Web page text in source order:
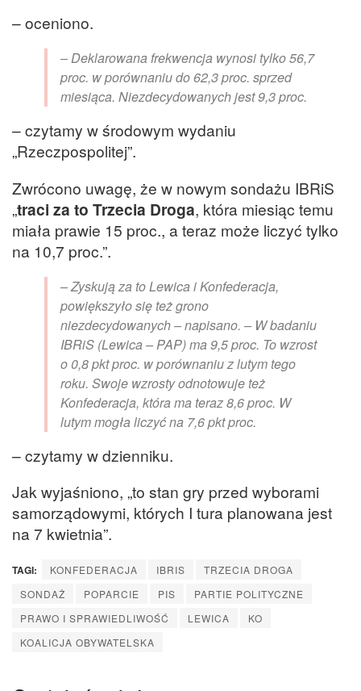
– oceniono.
– Deklarowana frekwencja wynosi tylko 56,7
proc. w porównaniu do 62,3 proc. sprzed
miesiąca. Niezdecydowanych jest 9,3 proc.
– czytamy w środowym wydaniu
„Rzeczpospolitej”.
Zwrócono uwagę, że w nowym sondażu IBRiS
„traci za to Trzecia Droga, która miesiąc temu
miała prawie 15 proc., a teraz może liczyć tylko
na 10,7 proc.”.
– Zyskują za to Lewica i Konfederacja,
powiększyło się też grono
niezdecydowanych – napisano. – W badaniu
IBRiS (Lewica – PAP) ma 9,5 proc. To wzrost
o 0,8 pkt proc. w porównaniu z lutym tego
roku. Swoje wzrosty odnotowuje też
Konfederacja, która ma teraz 8,6 proc. W
lutym mogła liczyć na 7,6 pkt proc.
– czytamy w dzienniku.
Jak wyjaśniono, „to stan gry przed wyborami
samorządowymi, których I tura planowana jest
na 7 kwietnia”.
TAGI: KONFEDERACJA IBRIS
TRZECIA DROGA
SONDAŻ
POPARCIE PIS
PARTIE POLITYCZNE
PRAWO I SPRAWIEDLIWOŚĆ
LEWICA
KO
KOALICJA OBYWATELSKA